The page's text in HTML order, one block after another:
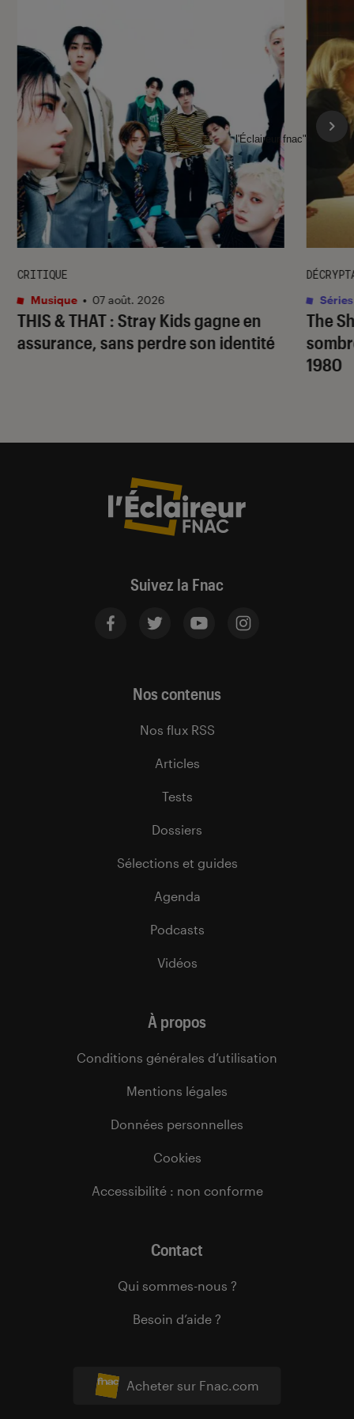
THIS & THAT: Stray Kids gagne en
assurance, sans perdre son identité
CRITIQUE
Musique • 07 août. 2026
The
1980
Séries
l'Éclaireur fnac">
Suivez la Fnac
Acheter sur Fnac.com
Nos contenus
Nos flux RSS
Articles
Tests
Dossiers
Sélections et guides
Agenda
Podcasts
Vidéos
À propos
Conditions générales d’utilisation
Mentions légales
Données personnelles
Cookies
Accessibilité : non conforme
Contact
Qui sommes-nous ?
Besoin d’aide ?